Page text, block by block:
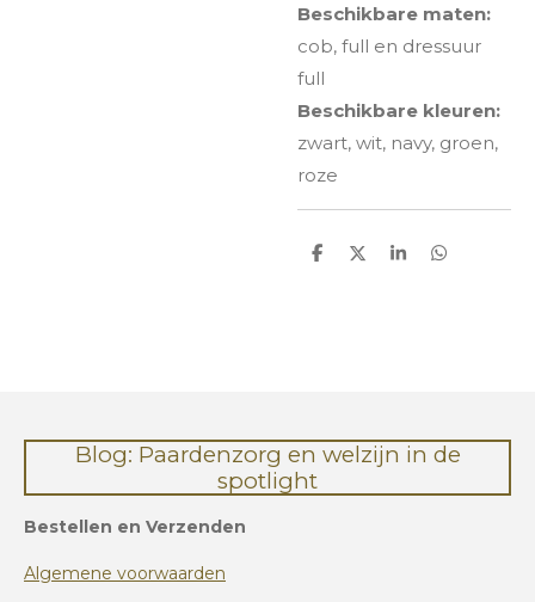
Beschikbare maten:
cob, full en dressuur
full
Beschikbare kleuren:
zwart, wit, navy, groen,
roze
D
D
S
D
Blog: Paardenzorg en welzijn in de
spotlight
Bestellen en Verzenden
Algemene voorwaarden